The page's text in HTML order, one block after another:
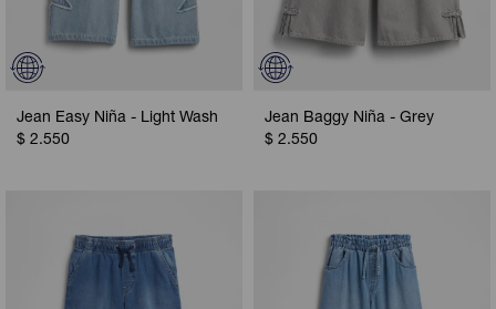
Jean Easy Niña - Light Wash
$ 2.550
Jean Baggy Niña - Grey
$ 2.550